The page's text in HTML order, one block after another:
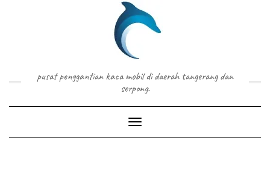
pusat penggantian kaca mobil di daerah tangerang dan
serpong.
Toggle Navigation